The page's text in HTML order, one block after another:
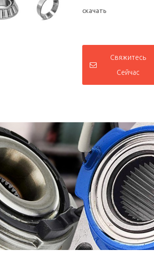
скачать
Свяжитесь
Сейчас